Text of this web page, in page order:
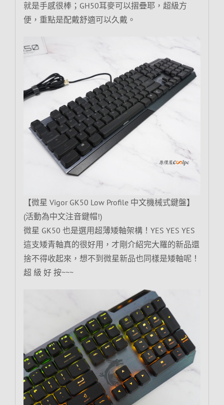
就是手感很棒；GH50耳麥可以摺疊耶，超級方
便，重點是配戴舒適可以久戴。
【微星 Vigor GK50 Low Profile 中文機械式鍵盤】
(活動為中文注音鍵帽!)
微星 GK50 也是選用超薄矮軸架構！YES YES YES
這支矮青軸真的很好用，才剛介紹完大羅的新品還
捨不得收起來，想不到微星新品也同樣是矮軸呢！
超 級 好 按~~~